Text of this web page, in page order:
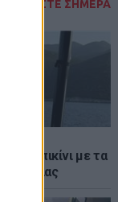
ΔΙΑΒΑΣΤΕ ΣΗΜΕΡΑ
μπικίνι με τα
σημαίας